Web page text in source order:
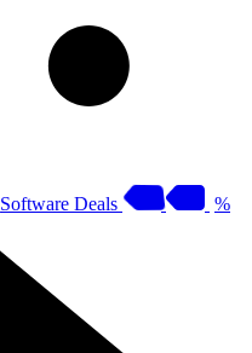
Software Deals %